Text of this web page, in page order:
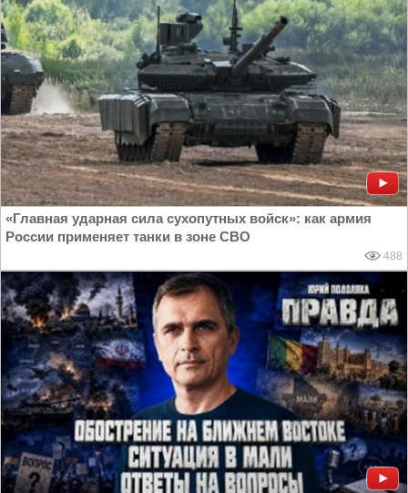
«Главная ударная сила сухопутных войск»: как армия
России применяет танки в зоне СВО
488